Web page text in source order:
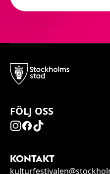
FÖLJ OSS
KONTAKT